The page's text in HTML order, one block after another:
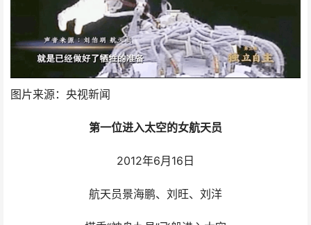
图片来源：央视新闻
第一位进入太空的女航天员
2012年6月16日
航天员景海鹏、刘旺、刘洋